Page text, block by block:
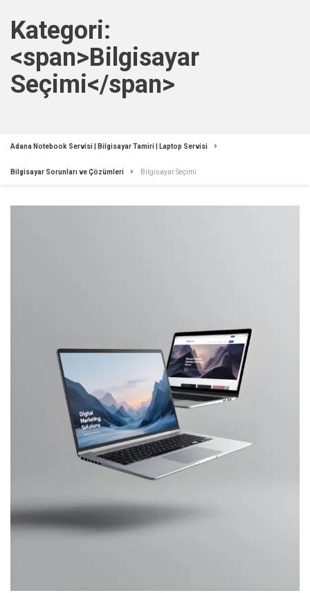
Kategori:
<span>Bilgisayar
Seçimi</span>
Adana Notebook Servisi | Bilgisayar Tamiri | Laptop Servisi
Bilgisayar Sorunları ve Çözümleri Bilgisayar Seçimi